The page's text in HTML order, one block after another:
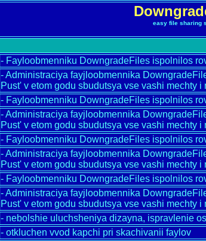
easy file sharing
- Fayloobmenniku DowngradeFiles ispolnilos
- Administraciya fayjloobmennika
Pust' v etom godu sbudutsya vse vashi mechty
- Fayloobmenniku DowngradeFiles ispolnilos
- Administraciya fayjloobmennika
Pust' v etom godu sbudutsya vse vashi mechty
- Fayloobmenniku DowngradeFiles ispolnilos
- Administraciya fayjloobmennika
Pust' v etom godu sbudutsya vse vashi mechty
- Fayloobmenniku DowngradeFiles ispolnilos
- Administraciya fayjloobmennika
Pust' v etom godu sbudutsya vse vashi mechty
- nebolshie uluchsheniya dizayna, ispravlenie
- otkluchen vvod kapchi pri skachivanii faylov